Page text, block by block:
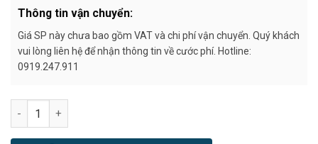
Thông tin vận chuyển:
Giá SP này chưa bao gồm VAT và chi phí vận chuyển. Quý khách
vui lòng liên hệ để nhận thông tin về cước phí. Hotline:
0919.247.911
Số lượng